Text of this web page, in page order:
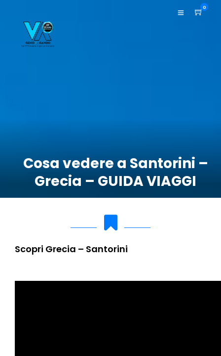
0
Cosa vedere a Santorini –
Grecia – GUIDA VIAGGI
Scopri Grecia – Santorini